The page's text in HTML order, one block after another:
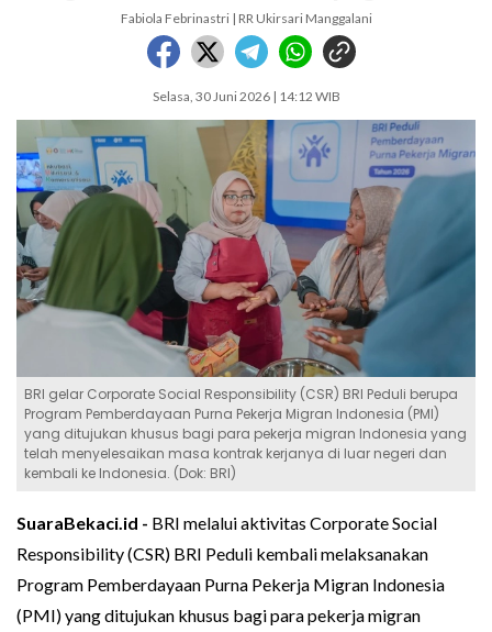
Fabiola Febrinastri | RR Ukirsari Manggalani
Selasa, 30 Juni 2026 | 14:12 WIB
BRI gelar Corporate Social Responsibility (CSR) BRI Peduli berupa
Program Pemberdayaan Purna Pekerja Migran Indonesia (PMI)
yang ditujukan khusus bagi para pekerja migran Indonesia yang
telah menyelesaikan masa kontrak kerjanya di luar negeri dan
kembali ke Indonesia. (Dok: BRI)
SuaraBekaci.id - BRI melalui aktivitas Corporate Social
Responsibility (CSR) BRI Peduli kembali melaksanakan
Program Pemberdayaan Purna Pekerja Migran Indonesia
(PMI) yang ditujukan khusus bagi para pekerja migran